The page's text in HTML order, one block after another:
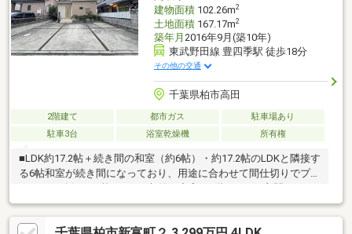
建物面積102.26m2
土地面積167.17m2
築年月 2016年9月(築10年)
東武野田線 豊四季駅 徒歩18分
その他の交通
千葉県柏市高田
2階建て 都市ガス
駐車場あり
駐車3台
浴室乾燥機 所有権
■LDK約17.2帖＋続き間の和室（約6帖）・約17.2帖のLDKと隣接す
る6帖和室が続き間になっており、用途に合わせて間仕切りでプラ
SIC、各所に収納スペースが配置されています。・各居室5帖以上
で家具を配置しても広さが確保されています！■生活動線と水回